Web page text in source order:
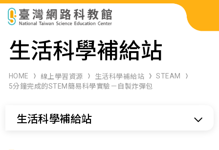
科展作品檢索
科學研習月刊
生活科學補給站
HOME 線上學習資源 生活科學補給站
STEAM
5分鐘完成的STEM簡易科學實驗－自製炸彈包
生活科學補給站